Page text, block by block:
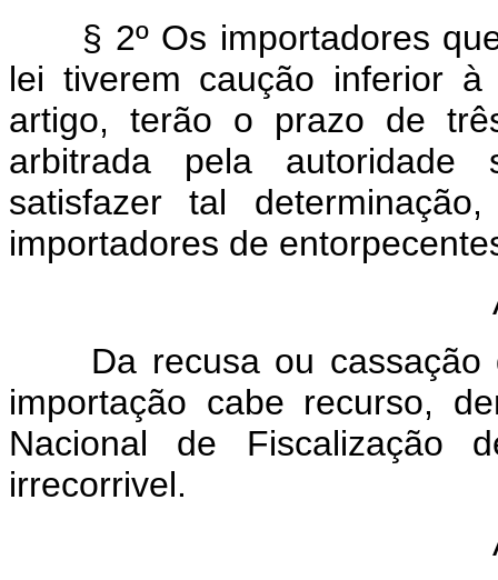
§ 2º Os importadores
lei tiverem caução inferior
artigo, terão o prazo de
arbitrada pela
satisfazer tal
importadores de
Da recusa ou cassação
importação cabe recurso,
Nacional de Fiscalização
irrecorrivel.